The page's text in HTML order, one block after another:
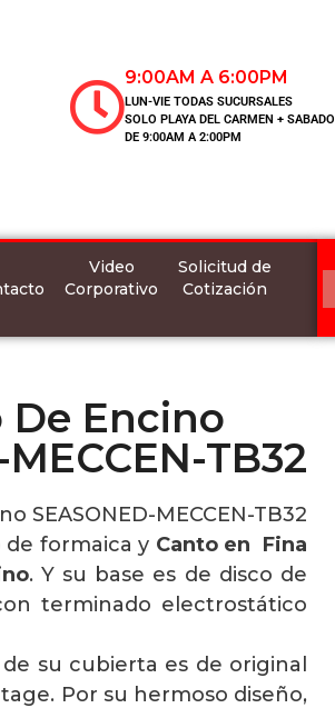
9:00AM A 6:00PM
LUN-VIE TODAS SUCURSALES
SOLO PLAYA DEL CARMEN + SABADO
DE 9:00AM A 2:00PM
Video
Corporativo
Solicitud de
Cotización
De Encino
TB32
SEASONED-MECCEN-TB32
formaica y Canto en Fina
. Y su base es de disco de
terminado electrostático
su cubierta es de original
Por su hermoso diseño,